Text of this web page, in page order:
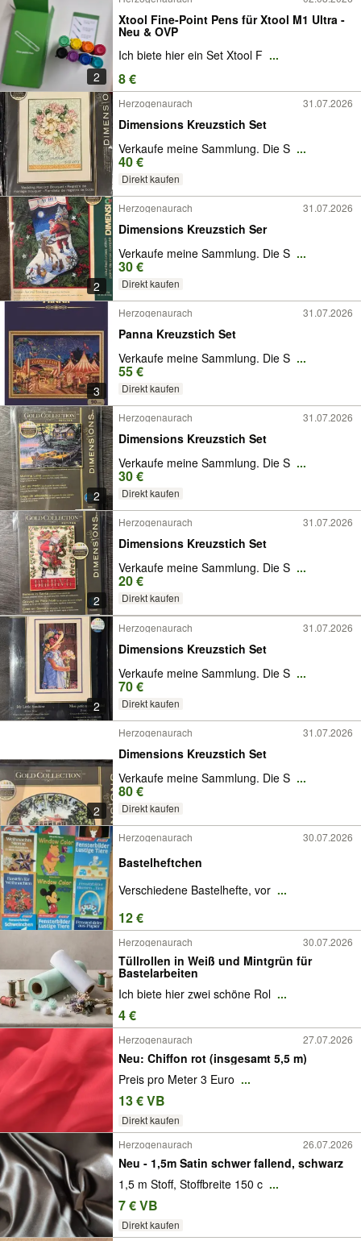
2
Xtool Fine-Point Pens für Xtool M1 Ultra -
Neu & OVP
Ich biete hier ein Set Xtool F ...
8 €
Herzogenaurach 31.07.2026
Dimensions Kreuzstich Set
Verkaufe meine Sammlung. Die S ...
40 €
Direkt kaufen
2
Herzogenaurach 31.07.2026
Dimensions Kreuzstich Ser
Verkaufe meine Sammlung. Die S ...
30 €
Direkt kaufen
3
Herzogenaurach 31.07.2026
Panna Kreuzstich Set
Verkaufe meine Sammlung. Die S ...
55 €
Direkt kaufen
2
Herzogenaurach 31.07.2026
Dimensions Kreuzstich Set
Verkaufe meine Sammlung. Die S ...
30 €
Direkt kaufen
2
Herzogenaurach 31.07.2026
Dimensions Kreuzstich Set
Verkaufe meine Sammlung. Die S ...
20 €
Direkt kaufen
2
Herzogenaurach 31.07.2026
Dimensions Kreuzstich Set
Verkaufe meine Sammlung. Die S ...
70 €
Direkt kaufen
2
Herzogenaurach 31.07.2026
Dimensions Kreuzstich Set
Verkaufe meine Sammlung. Die S ...
80 €
Direkt kaufen
Herzogenaurach 30.07.2026
Bastelheftchen
Verschiedene Bastelhefte, vor ...
12 €
Herzogenaurach 30.07.2026
Tüllrollen in Weiß und Mintgrün für
Bastelarbeiten
Ich biete hier zwei schöne Rol ...
4 €
Herzogenaurach 27.07.2026
Neu: Chiffon rot (insgesamt 5,5 m)
Preis pro Meter 3 Euro ...
13 € VB
Direkt kaufen
Herzogenaurach
26.07.2026
Neu - 1,5m Satin schwer fallend, schwarz
1,5 m Stoff, Stoffbreite 150 c ...
7 € VB
Direkt kaufen